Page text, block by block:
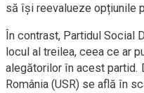
să își reevalueze opțiunile
În contrast, Partidul Social
locul al treilea, ceea ce ar
alegătorilor în acest partid.
România (USR) se află în